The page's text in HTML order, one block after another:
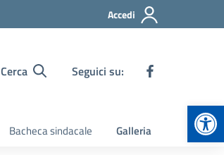
Accedi
Cerca Seguici su:
Bacheca sindacale Galleria